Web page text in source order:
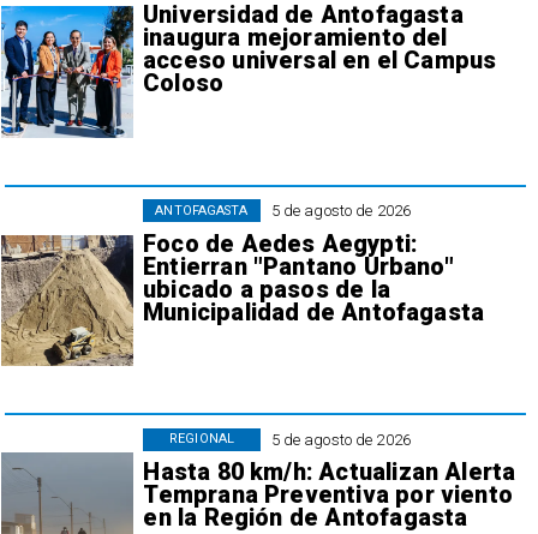
Universidad de Antofagasta
inaugura mejoramiento del
acceso universal en el Campus
Coloso
5 de agosto de 2026
Foco de Aedes Aegypti:
Entierran "Pantano Urbano"
ubicado a pasos de la
Municipalidad de Antofagasta
ANTOFAGASTA
5 de agosto de 2026
Hasta 80 km/h: Actualizan Alerta
Temprana Preventiva por viento
en la Región de Antofagasta
REGIONAL